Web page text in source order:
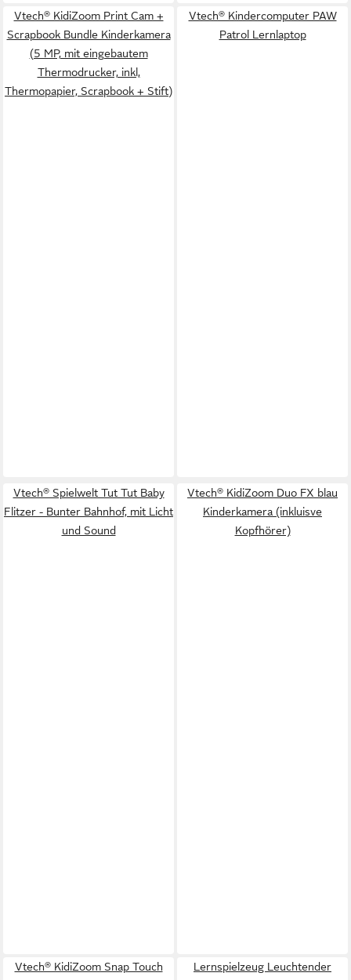
Vtech® KidiZoom Print Cam +
Scrapbook Bundle Kinderkamera
(5 MP, mit eingebautem
Thermodrucker, inkl,
Thermopapier, Scrapbook + Stift)
Vtech® Kindercomputer PAW
Patrol Lernlaptop
Vtech® Spielwelt Tut Tut Baby
Flitzer - Bunter Bahnhof, mit Licht
und Sound
Vtech® KidiZoom Duo FX blau
Kinderkamera (inkluisve
Kopfhörer)
Vtech® KidiZoom Snap Touch
Lernspielzeug Leuchtender